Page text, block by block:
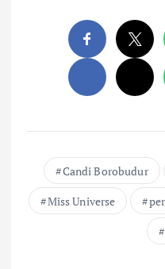
Candi Borobudur
Miss Universe